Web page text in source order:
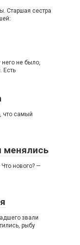
Старшая сестра
него не было,
Есть
что самый
менялись
нового? —
звали
рыбу